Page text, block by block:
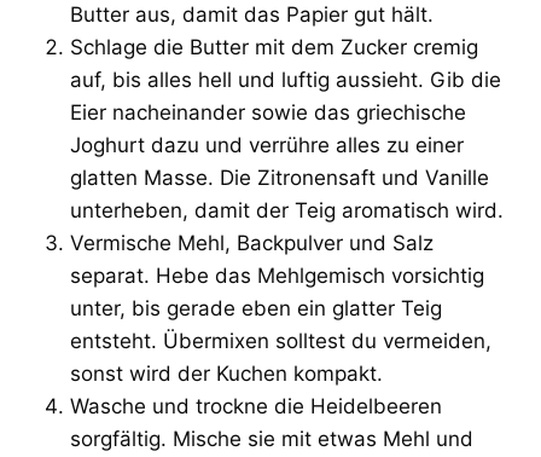
Butter aus, damit das Papier gut hält.
Schlage die Butter mit dem Zucker cremig
auf, bis alles hell und luftig aussieht. Gib die
Eier nacheinander sowie das griechische
Joghurt dazu und verrühre alles zu einer
glatten Masse. Die Zitronensaft und Vanille
unterheben, damit der Teig aromatisch wird.
Vermische Mehl, Backpulver und Salz
separat. Hebe das Mehlgemisch vorsichtig
unter, bis gerade eben ein glatter Teig
entsteht. Übermixen solltest du vermeiden,
sonst wird der Kuchen kompakt.
Wasche und trockne die Heidelbeeren
sorgfältig. Mische sie mit etwas Mehl und